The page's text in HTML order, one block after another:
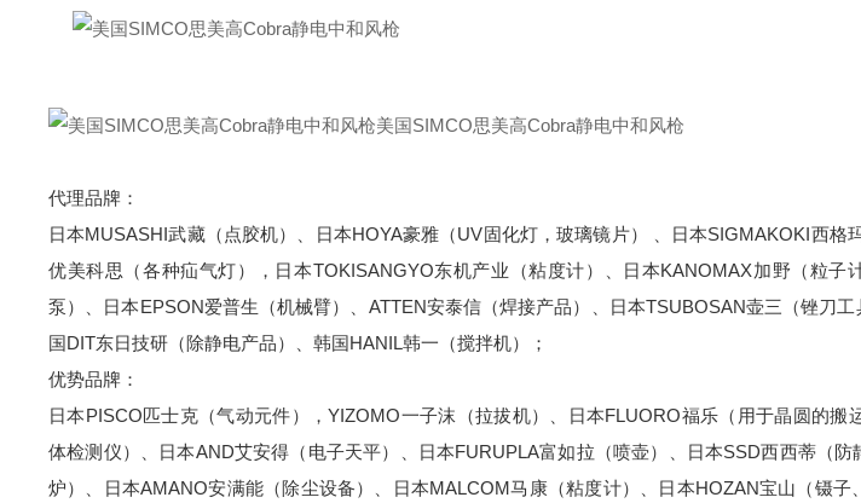
美国SIMCO思美高Cobra静电中和风枪
代理品牌：
日本MUSASHI武藏（点胶机）、日本HOYA豪雅（UV固化灯，玻璃镜片） 、日本SIGMAKOKI西格
优美科思（各种疝气灯），日本TOKISANGYO东机产业（粘度计）、日本KANOMAX加野（粒子
泵）、日本EPSON爱普生（机械臂）、ATTEN安泰信（焊接产品）、日本TSUBOSAN壶三（锉刀
国DIT东日技研（除静电产品）、韩国HANIL韩一（搅拌机）；
优势品牌：
日本PISCO匹士克（气动元件），YIZOMO一子沫（拉拔机）、日本FLUORO福乐（用于晶圆的搬
体检测仪）、日本AND艾安得（电子天平）、日本FURUPLA富如拉（喷壶）、日本SSD西西蒂（
炉）、日本AMANO安满能（除尘设备）、日本MALCOM马康（粘度计）、日本HOZAN宝山（镊